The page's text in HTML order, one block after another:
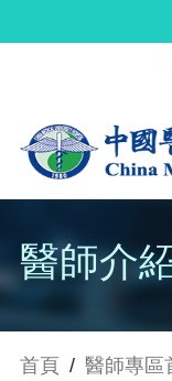
醫師介
首頁 / 醫師專區